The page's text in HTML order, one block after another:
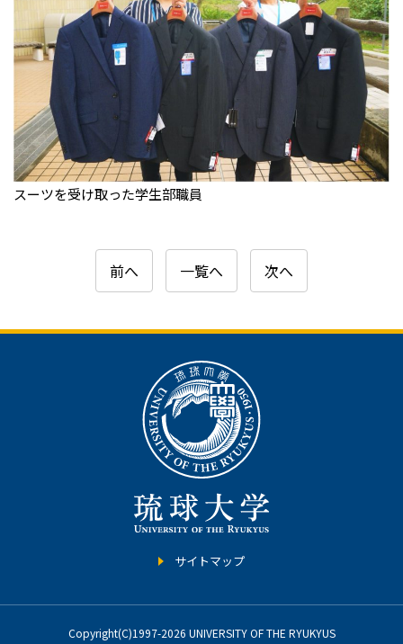
スーツを受け取った学生部職員
前へ 一覧へ 次へ
サイトマップ
Copyright(C)1997-2026 UNIVERSITY OF THE RYUKYUS